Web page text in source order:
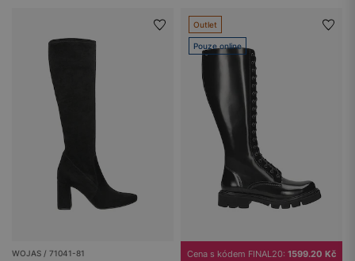
WOJAS / 71041-81
Outlet
Pouze online
Cena s kódem FINAL20: 1599.20 Kč